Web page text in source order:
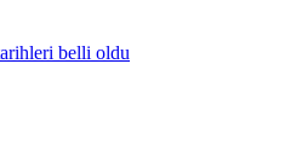
belli oldu